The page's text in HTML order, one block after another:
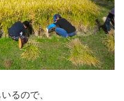
るので、